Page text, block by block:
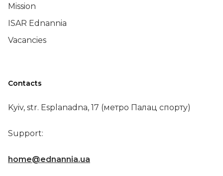
Mission
ISAR Ednannia
Vacancies
Contacts
Kyiv, str. Esplanadna, 17 (метро Палац спорту)
Support:
home@ednannia.ua